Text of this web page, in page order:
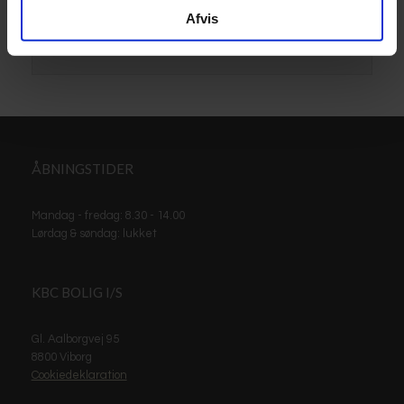
Afvis
ÅBNINGSTIDER
Mandag - fredag: 8.30 - 14.00
Lørdag & søndag: lukket
KBC BOLIG I/S
Gl. Aalborgvej 95
8800 Viborg
Cookiedeklaration